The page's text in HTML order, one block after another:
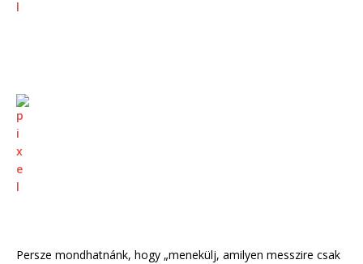
Persze mondhatnánk, hogy „menekülj, amilyen messzire csak